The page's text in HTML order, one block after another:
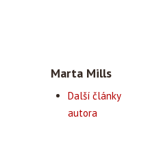
Marta Mills
Další články
autora